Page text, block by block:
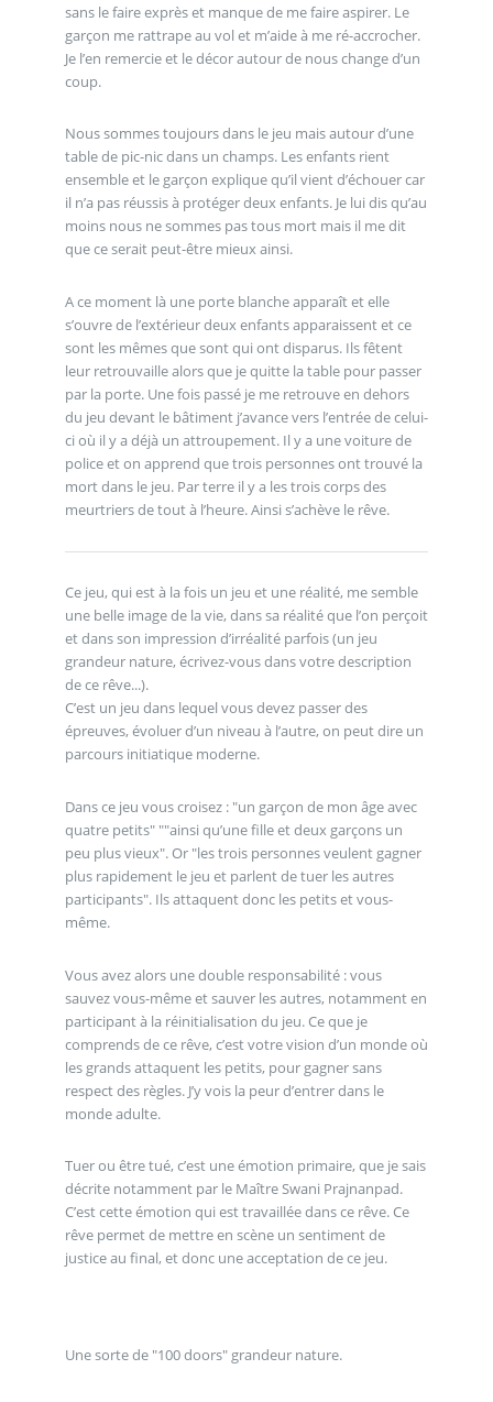
sans le faire exprès et manque de me faire aspirer. Le
garçon me rattrape au vol et m’aide à me ré-accrocher.
Je l’en remercie et le décor autour de nous change d’un
coup.
Nous sommes toujours dans le jeu mais autour d’une
table de pic-nic dans un champs. Les enfants rient
ensemble et le garçon explique qu’il vient d’échouer car
il n’a pas réussis à protéger deux enfants. Je lui dis qu’au
moins nous ne sommes pas tous mort mais il me dit
que ce serait peut-être mieux ainsi.
A ce moment là une porte blanche apparaît et elle
s’ouvre de l’extérieur deux enfants apparaissent et ce
sont les mêmes que sont qui ont disparus. Ils fêtent
leur retrouvaille alors que je quitte la table pour passer
par la porte. Une fois passé je me retrouve en dehors
du jeu devant le bâtiment j’avance vers l’entrée de celui-
ci où il y a déjà un attroupement. Il y a une voiture de
police et on apprend que trois personnes ont trouvé la
mort dans le jeu. Par terre il y a les trois corps des
meurtriers de tout à l’heure. Ainsi s’achève le rêve.
Ce jeu, qui est à la fois un jeu et une réalité, me semble
une belle image de la vie, dans sa réalité que l’on perçoit
et dans son impression d’irréalité parfois (un jeu
grandeur nature, écrivez-vous dans votre description
de ce rêve...).
C’est un jeu dans lequel vous devez passer des
épreuves, évoluer d’un niveau à l’autre, on peut dire un
parcours initiatique moderne.
Dans ce jeu vous croisez : "un garçon de mon âge avec
quatre petits" ""ainsi qu’une fille et deux garçons un
peu plus vieux". Or "les trois personnes veulent gagner
plus rapidement le jeu et parlent de tuer les autres
participants". Ils attaquent donc les petits et vous-
même.
Vous avez alors une double responsabilité : vous
sauvez vous-même et sauver les autres, notamment en
participant à la réinitialisation du jeu. Ce que je
comprends de ce rêve, c’est votre vision d’un monde où
les grands attaquent les petits, pour gagner sans
respect des règles. J’y vois la peur d’entrer dans le
monde adulte.
Tuer ou être tué, c’est une émotion primaire, que je sais
décrite notamment par le Maître Swani Prajnanpad.
C’est cette émotion qui est travaillée dans ce rêve. Ce
rêve permet de mettre en scène un sentiment de
justice au final, et donc une acceptation de ce jeu.
Une sorte de "100 doors" grandeur nature.